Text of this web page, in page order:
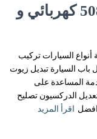
بنشر متنقل قرطبة 50805535‬ كهربائي و
السيارات تركيب
باب السيارة تبديل زيوت
المساعدة على
الدركسيون تصليح
افضل اقرأ المزيد